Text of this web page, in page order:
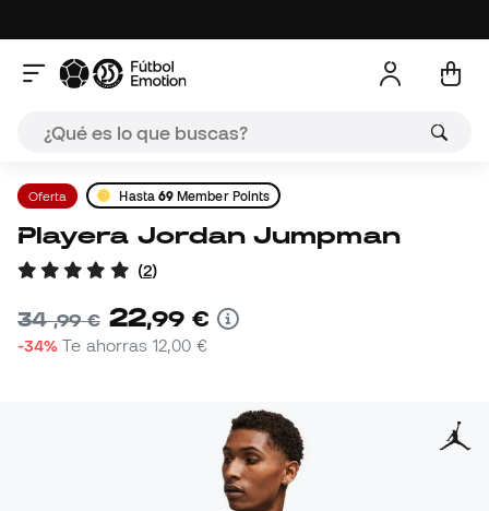
Oferta Hasta 69 Member Points
Playera Jordan Jumpman
(2)
34,99 € 22,99 €
-34% Te ahorras12,00 €